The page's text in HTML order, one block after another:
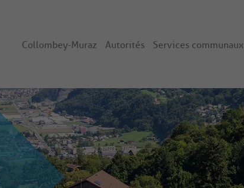
Collombey-Muraz Autorités Services communaux